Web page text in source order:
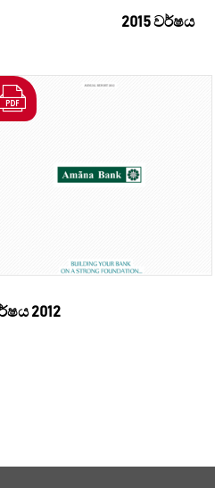
2015 වර්ෂය
2012